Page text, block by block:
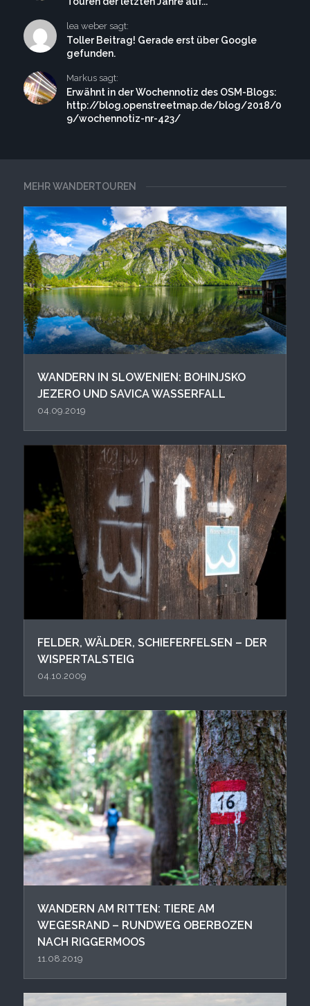
MEHR WANDERTOUREN
WANDERN IN SLOWENIEN: BOHINJSKO
JEZERO UND SAVICA WASSERFALL
04.09.2019
FELDER, WÄLDER, SCHIEFERFELSEN – DER
WISPERTALSTEIG
04.10.2009
WANDERN AM RITTEN: TIERE AM
WEGESRAND – RUNDWEG OBERBOZEN
NACH RIGGERMOOS
11.08.2019
lea weber sagt:
Toller Beitrag! Gerade erst über Google
gefunden.
Markus sagt:
Erwähnt in der Wochennotiz des OSM-Blogs:
http://blog.openstreetmap.de/blog/2018/0
9/wochennotiz-nr-423/